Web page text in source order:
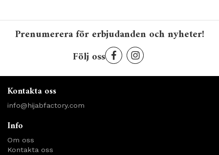
Prenumerera för erbjudanden och nyheter!
Följ oss
Kontakta oss
info@hijabfactory.com
Info
Om oss
Kontakta oss